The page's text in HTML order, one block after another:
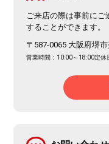
ご来店の際は事前にご
することができます。
〒587-0065 大阪府堺
営業時間：10:00～18:00定休